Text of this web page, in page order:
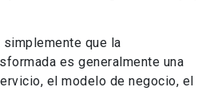
que la
es generalmente una
el modelo de negocio, el